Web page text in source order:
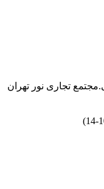
تجاری نور تهران